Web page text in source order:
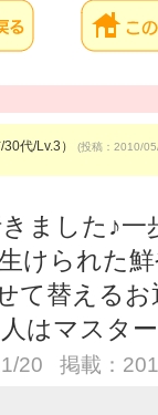
代/Lv.3） (投稿：2010/
ました♪
けられた
て替える
はマスタ
20 掲載：